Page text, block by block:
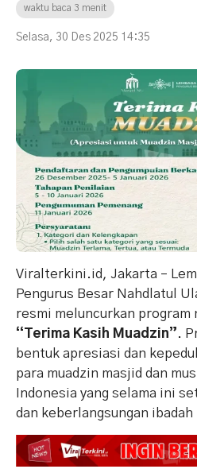
waktu baca 3 menit
Selasa, 30 Des 2025 14:35
Viralterkini.id, Jakarta –
Pengurus Besar Nahdlatul
resmi meluncurkan program
“Terima Kasih Muadzin”.
bentuk apresiasi dan
para muadzin masjid dan
Indonesia yang selama ini
dan keberlangsungan